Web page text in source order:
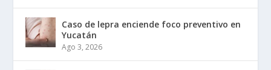
Caso de lepra enciende foco preventivo en
Yucatán
Ago 3, 2026